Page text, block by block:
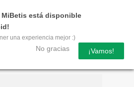
MiBetis está disponible
una experiencia mejor :)
No gracias ¡Vamos!